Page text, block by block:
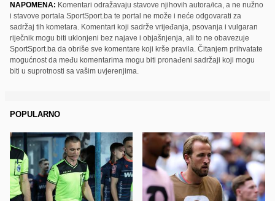
NAPOMENA: Komentari odražavaju stavove njihovih autora/ica, a ne nužno
i stavove portala SportSport.ba te portal ne može i neće odgovarati za
sadržaj tih kometara. Komentari koji sadrže vrijeđanja, psovanja i vulgaran
riječnik mogu biti uklonjeni bez najave i objašnjenja, ali to ne obavezuje
SportSport.ba da obriše sve komentare koji krše pravila. Čitanjem prihvatate
mogućnost da među komentarima mogu biti pronađeni sadržaji koji mogu
biti u suprotnosti sa vašim uvjerenjima.
POPULARNO